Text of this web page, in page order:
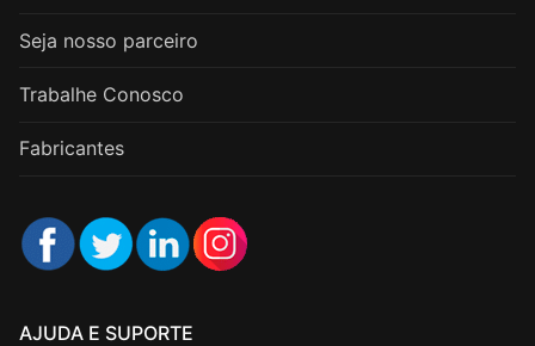
Seja nosso parceiro
Trabalhe Conosco
Fabricantes
AJUDA E SUPORTE